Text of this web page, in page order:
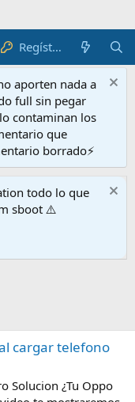
Regístrate
aporten nada a
full sin pegar
contaminan los
que
borrado⚡
todo lo que
sboot ⚠️
cargar telefono
Solucion ¿Tu Oppo